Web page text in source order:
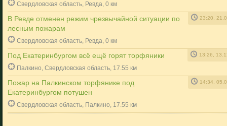
Свердловская область, Ревда, 0 км
В Ревде отменен режим чрезвычайной ситуации по
лесным пожарам
23:20,
Свердловская область, Ревда, 0 км
Под Екатеринбургом всё ещё горят торфяники 13:26,
Палкино, Свердловская область, 17.55 км
Пожар на Палкинском торфянике под
Екатеринбургом потушен
14:34,
Свердловская область, Палкино, 17.55 км